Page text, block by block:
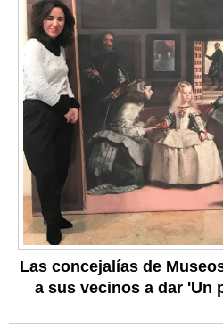
Las concejalías de
a sus vecinos a dar 'Un